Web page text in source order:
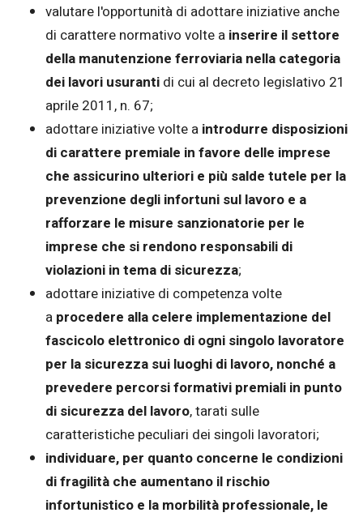
valutare l'opportunità di adottare iniziative anche
di carattere normativo volte a inserire il settore
della manutenzione ferroviaria nella categoria
dei lavori usuranti di cui al decreto legislativo 21
aprile 2011, n. 67;
adottare iniziative volte a introdurre disposizioni
di carattere premiale in favore delle imprese
che assicurino ulteriori e più salde tutele per la
prevenzione degli infortuni sul lavoro e a
rafforzare le misure sanzionatorie per le
imprese che si rendono responsabili di
violazioni in tema di sicurezza;
adottare iniziative di competenza volte
a procedere alla celere implementazione del
fascicolo elettronico di ogni singolo lavoratore
per la sicurezza sui luoghi di lavoro, nonché a
prevedere percorsi formativi premiali in punto
di sicurezza del lavoro, tarati sulle
caratteristiche peculiari dei singoli lavoratori;
individuare, per quanto concerne le condizioni
di fragilità che aumentano il rischio
infortunistico e la morbilità professionale, le